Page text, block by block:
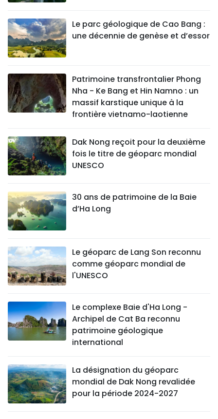
Le parc géologique de Cao Bang :
une décennie de genèse et d’essor
Patrimoine transfrontalier Phong
Nha - Ke Bang et Hin Namno : un
massif karstique unique à la
frontière vietnamo-laotienne
Dak Nong reçoit pour la deuxième
fois le titre de géoparc mondial
UNESCO
30 ans de patrimoine de la Baie
d’Ha Long
Le géoparc de Lang Son reconnu
comme géoparc mondial de
l'UNESCO
Le complexe Baie d'Ha Long -
Archipel de Cat Ba reconnu
patrimoine géologique
international
La désignation du géoparc
mondial de Dak Nong revalidée
pour la période 2024-2027